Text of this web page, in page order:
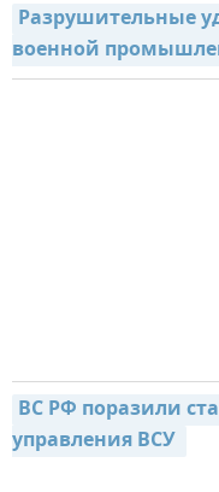
Разрушительные
военной
ВС РФ поразили
управления ВСУ